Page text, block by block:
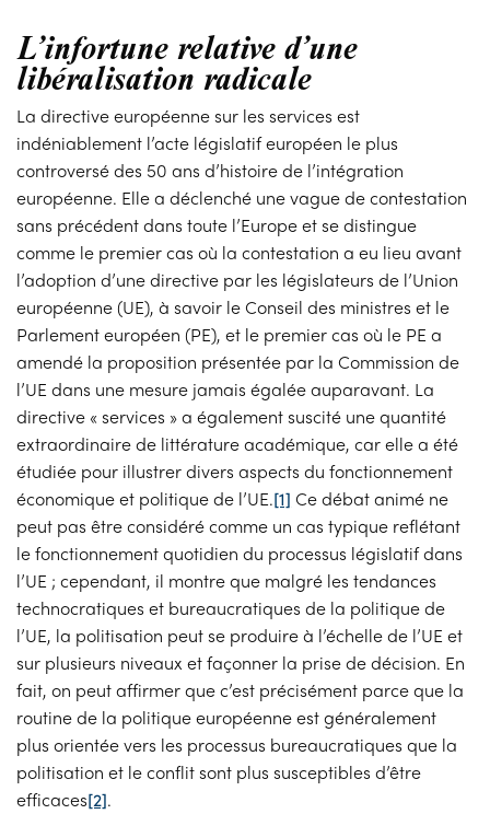
L’infortune relative d’une
libéralisation radicale
La directive européenne sur les services est
indéniablement l’acte législatif européen le plus
controversé des 50 ans d’histoire de l’intégration
européenne. Elle a déclenché une vague de contestation
sans précédent dans toute l’Europe et se distingue
comme le premier cas où la contestation a eu lieu avant
l’adoption d’une directive par les législateurs de l’Union
européenne (UE), à savoir le Conseil des ministres et le
Parlement européen (PE), et le premier cas où le PE a
amendé la proposition présentée par la Commission de
l’UE dans une mesure jamais égalée auparavant. La
directive « services » a également suscité une quantité
extraordinaire de littérature académique, car elle a été
étudiée pour illustrer divers aspects du fonctionnement
économique et politique de l’UE.[1] Ce débat animé ne
peut pas être considéré comme un cas typique reflétant
le fonctionnement quotidien du processus législatif dans
l’UE ; cependant, il montre que malgré les tendances
technocratiques et bureaucratiques de la politique de
l’UE, la politisation peut se produire à l’échelle de l’UE et
sur plusieurs niveaux et façonner la prise de décision. En
fait, on peut affirmer que c’est précisément parce que la
routine de la politique européenne est généralement
plus orientée vers les processus bureaucratiques que la
politisation et le conflit sont plus susceptibles d’être
efficaces[2].